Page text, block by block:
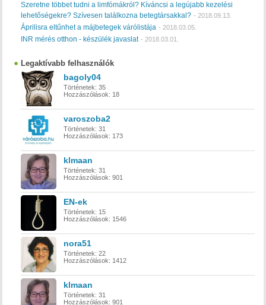
Szeretne többet tudni a limfómákról? Kíváncsi a legújabb kezelési
lehetőségekre? Szívesen találkozna betegtársakkal? - 2018.09.13.
Áprilisra eltűnhet a májbetegek várólistája - 2018.03.05.
INR mérés otthon - készülék javaslat - 2018.03.01.
Legaktívabb felhasználók
bagoly04
Történetek: 35
Hozzászólások: 18
varoszoba2
Történetek: 31
Hozzászólások: 173
klmaan
Történetek: 31
Hozzászólások: 901
EN-ek
Történetek: 15
Hozzászólások: 1546
nora51
Történetek: 22
Hozzászólások: 1412
klmaan
Történetek: 31
Hozzászólások: 901